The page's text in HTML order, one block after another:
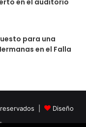
en el auditorio
para una
en el Falla
|
Diseño